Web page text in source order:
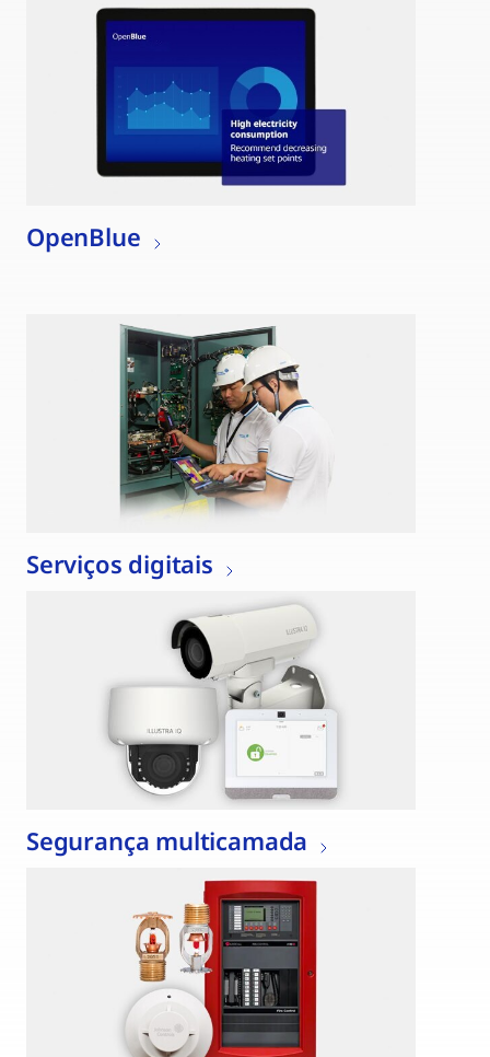
OpenBlue
Serviços digitais
Segurança multicamada